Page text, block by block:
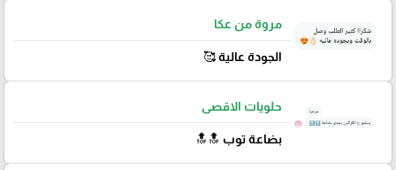
مروة من عكا
الجودة عالية 🥰
حلويات الاقصى
بضاعة توب 🔝🔝